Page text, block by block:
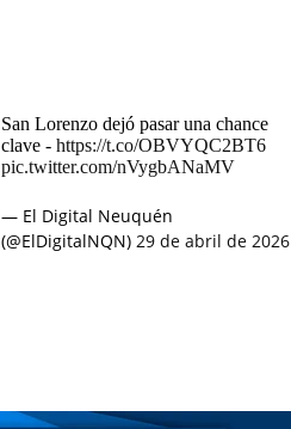
San Lorenzo dejó pasar una chance
clave - https://t.co/OBVYQC2BT6
pic.twitter.com/nVygbANaMV
— El Digital Neuquén
(@ElDigitalNQN) 29 de abril de 2026